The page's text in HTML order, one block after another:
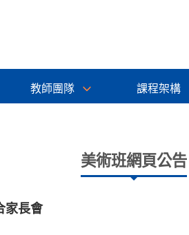
教師團隊 課程架構
美術班網頁公告
家長會